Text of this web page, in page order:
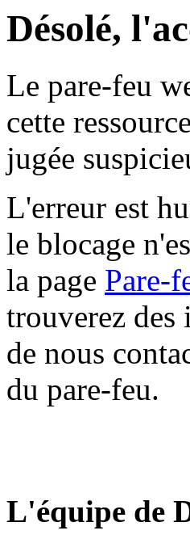
Désolé,
Le pare-feu
cette
jugée
L'erreur est
le blocage
la page Pare-
trouverez
de nous
du pare-feu.
L'équipe de